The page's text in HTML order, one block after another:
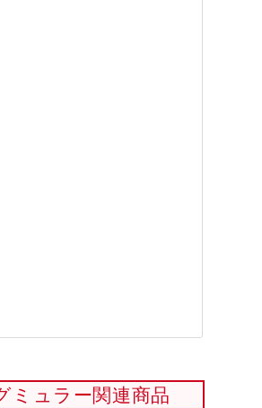
ミュラー関連商品